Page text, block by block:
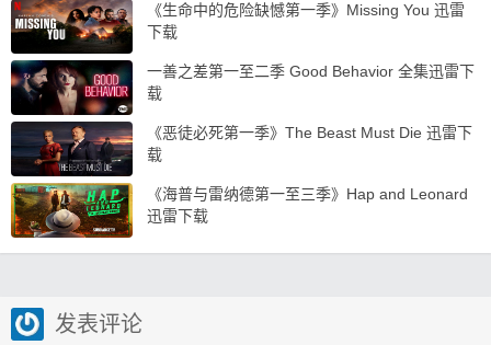
《生命中的危险缺憾第一季》Missing You 迅雷
下载
一善之差第一至二季 Good Behavior 全集迅雷下
载
《恶徒必死第一季》The Beast Must Die 迅雷下
载
《海普与雷纳德第一至三季》Hap and Leonard
迅雷下载
发表评论